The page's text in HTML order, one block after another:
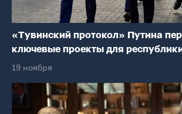
«Тувинский протокол» Путина
ключевые проекты для
19 ноября